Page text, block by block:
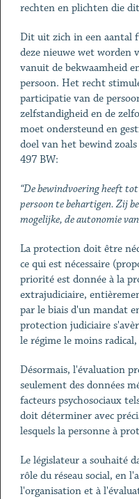
rechten en plichten die
Dit uit zich in een aantal
deze nieuwe wet
vanuit de bekwaamheid
persoon. Het recht
participatie van de
zelfstandigheid en de
moet ondersteund en
doel van het bewind
497 BW:
“De bewindvoering heeft tot
persoon te behartigen. Zij
mogelijke, de autonomie
La protection doit être
ce qui est nécessaire
priorité est donnée à la
extrajudiciaire,
par le biais d'un mandat
protection judiciaire
le régime le moins
Désormais, l'évaluation
seulement des données
facteurs psychosociaux
doit déterminer avec
lesquels la personne à
Le législateur a souhaité
rôle du réseau social, en
l'organisation et à